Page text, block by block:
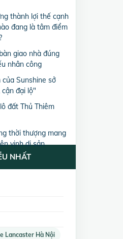
thành lợi thế cạnh
đang là tâm điểm
giao nhà đúng
nhân công
Sunshine sở
đại lộ"
đất Thủ Thiêm
thời thượng mang
vịnh di sản
NHẤT
Lancaster Hà Nội